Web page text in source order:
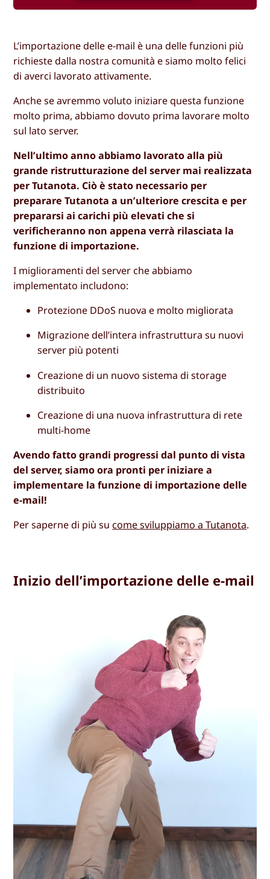
L’importazione delle e-mail è una delle funzioni più
richieste dalla nostra comunità e siamo molto felici
di averci lavorato attivamente.
Anche se avremmo voluto iniziare questa funzione
molto prima, abbiamo dovuto prima lavorare molto
sul lato server.
Nell’ultimo anno abbiamo lavorato alla più
grande ristrutturazione del server mai realizzata
per Tutanota. Ciò è stato necessario per
preparare Tutanota a un’ulteriore crescita e per
prepararsi ai carichi più elevati che si
verificheranno non appena verrà rilasciata la
funzione di importazione.
I miglioramenti del server che abbiamo
implementato includono:
Protezione DDoS nuova e molto migliorata
Migrazione dell’intera infrastruttura su nuovi
server più potenti
Creazione di un nuovo sistema di storage
distribuito
Creazione di una nuova infrastruttura di rete
multi-home
Avendo fatto grandi progressi dal punto di vista
del server, siamo ora pronti per iniziare a
implementare la funzione di importazione delle
e-mail!
Per saperne di più su come sviluppiamo a Tutanota.
Inizio dell’importazione delle e-mail